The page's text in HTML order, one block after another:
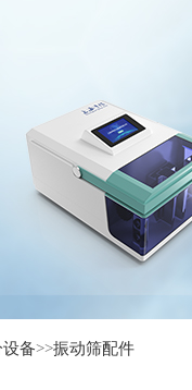
备>>振动筛配件